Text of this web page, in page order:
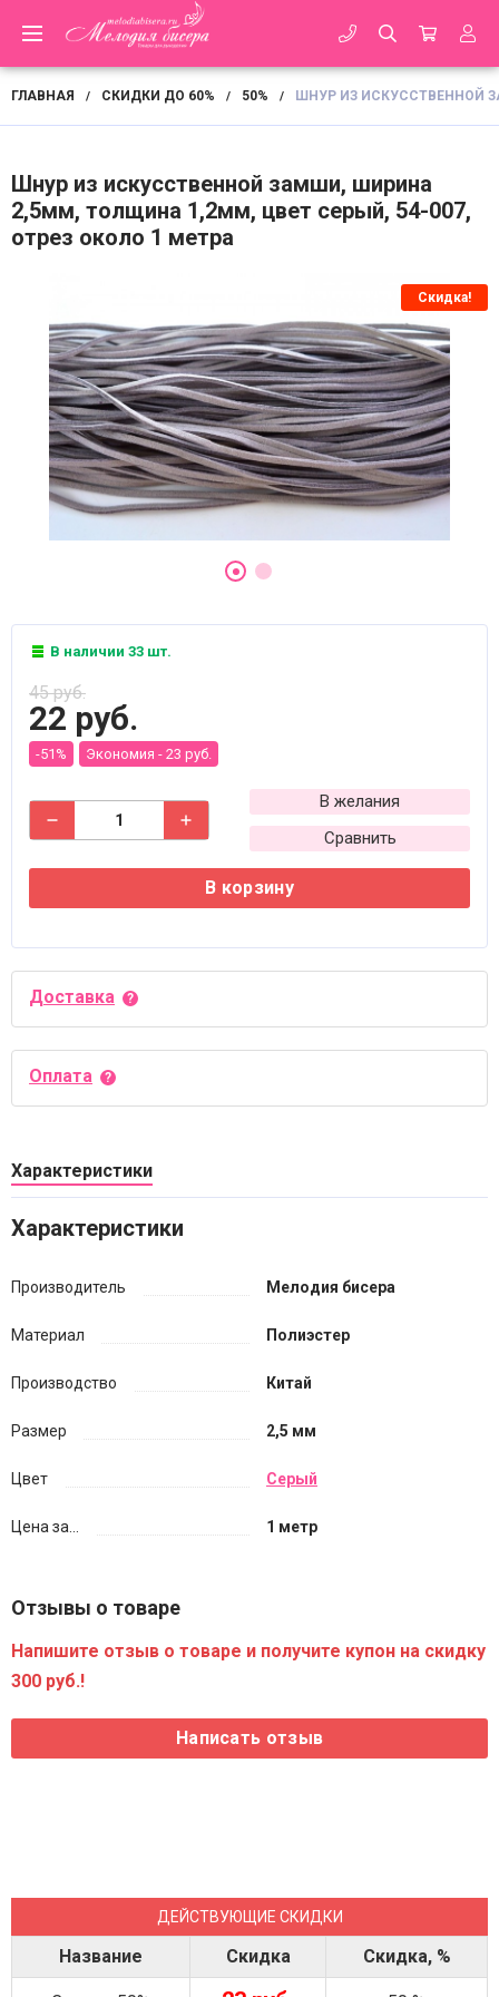
ГЛАВНАЯ / СКИДКИ ДО 60% / 50% / ШНУР ИЗ ИСКУССТВЕННОЙ
Шнур из искусственной замши, ширина
2,5мм, толщина 1,2мм, цвет серый, 54-007,
отрез около 1 метра
Скидка!
В наличии 33 шт.
45 руб.
22 руб.
-51% Экономия - 23 руб.
В желания
Сравнить
В корзину
Доставка
Оплата
Характеристики
Характеристики
Производитель Мелодия бисера
Материал Полиэстер
Производство Китай
Размер 2,5 мм
Цвет Серый
Цена за... 1 метр
Отзывы о товаре
Напишите отзыв о товаре и получите купон на скидку
300 руб.!
ДЕЙСТВУЮЩИЕ СКИДКИ
Название Скидка Скидка, %